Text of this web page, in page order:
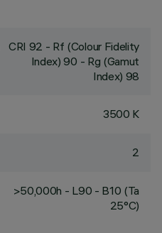
CRI 92 - Rf (Colour Fidelity
Index) 90 - Rg (Gamut
Index) 98
3500 K
2
>50,000h - L90 - B10 (Ta
25°C)